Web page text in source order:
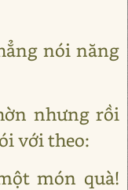
nói năng
nhưng rồi
với theo:
món quà!